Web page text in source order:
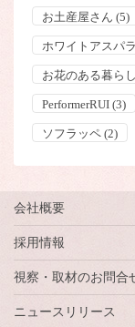
お土産屋さん (5)
ホワイトアスパラ
お花のある暮らし
PerformerRUI(3)
ソフラッペ(2)
会社概要
採用情報
視察・取材のお問合
ニュースリリース